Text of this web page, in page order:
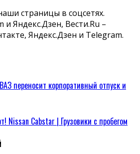
страницы в соцсетях.
Яндекс.Дзен, Вести.Ru –
Яндекс.Дзен и Telegram.
переносит корпоративный отпуск и
Nissan Cabstar | Грузовики с пробегом